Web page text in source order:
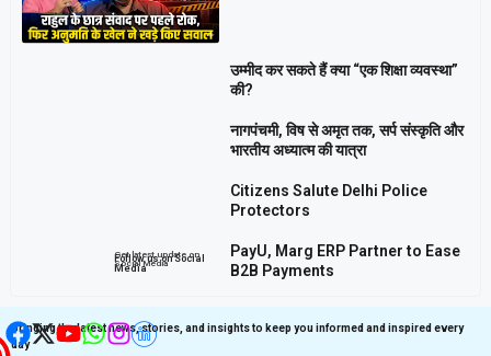
उम्मीद कर सकते हैं क्या “एक शिक्षा व्यवस्था”
की?
नागपंचमी, ​विष से अमृत तक, सर्प संस्कृति और
भारतीय अध्यात्म की यात्रा
Citizens Salute Delhi Police
Protectors
PayU, Marg ERP Partner to Ease
B2B Payments
Bringing the latest news, stories, and insights to keep you informed and inspired every
day
Follow us on Social
Media
Get latest update on
Social Media